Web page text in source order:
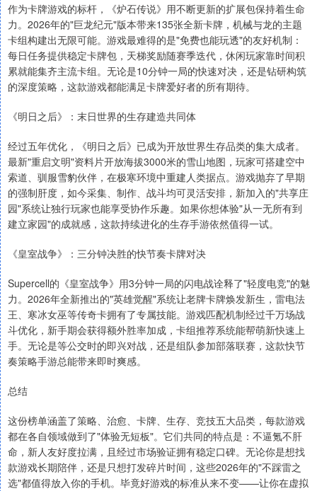
作为卡牌游戏的标杆，《炉石传说》用不断更新的扩展包保持着生命
力。2026年的"巨龙纪元"版本带来135张全新卡牌，机械与龙的主题
卡组构建出无限可能。游戏最难得的是"免费也能玩透"的友好机制：
每日任务提供稳定卡牌包，天梯奖励随赛季迭代，休闲玩家靠时间积
累就能集齐主流卡组。无论是10分钟一局的快速对决，还是钻研构筑
的深度策略，这款游戏都能满足卡牌爱好者的所有期待。
《明日之后》：末日世界的生存建造共同体
经过五年优化，《明日之后》已成为开放世界生存品类的集大成者。
最新"重启文明"资料片开放海拔3000米的雪山地图，玩家可搭建空中
索道、驯服雪豹伙伴，在极寒环境中重建人类据点。游戏抛弃了早期
的强制肝度，如今采集、制作、战斗均可灵活安排，新加入的"共享庄
园"系统让独行玩家也能享受协作乐趣。如果你想体验"从一无所有到
建立家园"的成就感，这款持续进化的生存手游依然值得一试。
《皇室战争》：三分钟决胜的快节奏卡牌对决
Supercell的《皇室战争》用3分钟一局的闪电战诠释了"轻度电竞"的魅
力。2026年全新推出的"英雄觉醒"系统让老牌卡牌焕发新生，雷电法
王、寒冰女巫等传奇卡拥有了专属技能。游戏匹配机制经过千万场战
斗优化，新手期会获得额外胜率加成，卡组推荐系统能帮萌新快速上
手。无论是等公交时的即兴对战，还是组队参加部落联赛，这款快节
奏策略手游总能带来即时爽感。
总结
这份榜单涵盖了策略、治愈、卡牌、生存、竞技五大品类，每款游戏
都在各自领域做到了"体验无短板"。它们共同的特点是：不逼氪不肝
命，新人友好度拉满，且经过市场验证拥有稳定口碑。无论你是想找
款游戏长期陪伴，还是只想打发碎片时间，这些2026年的"不踩雷之
选"都值得放入你的手机。毕竟好游戏的标准从来不变——让你在虚拟